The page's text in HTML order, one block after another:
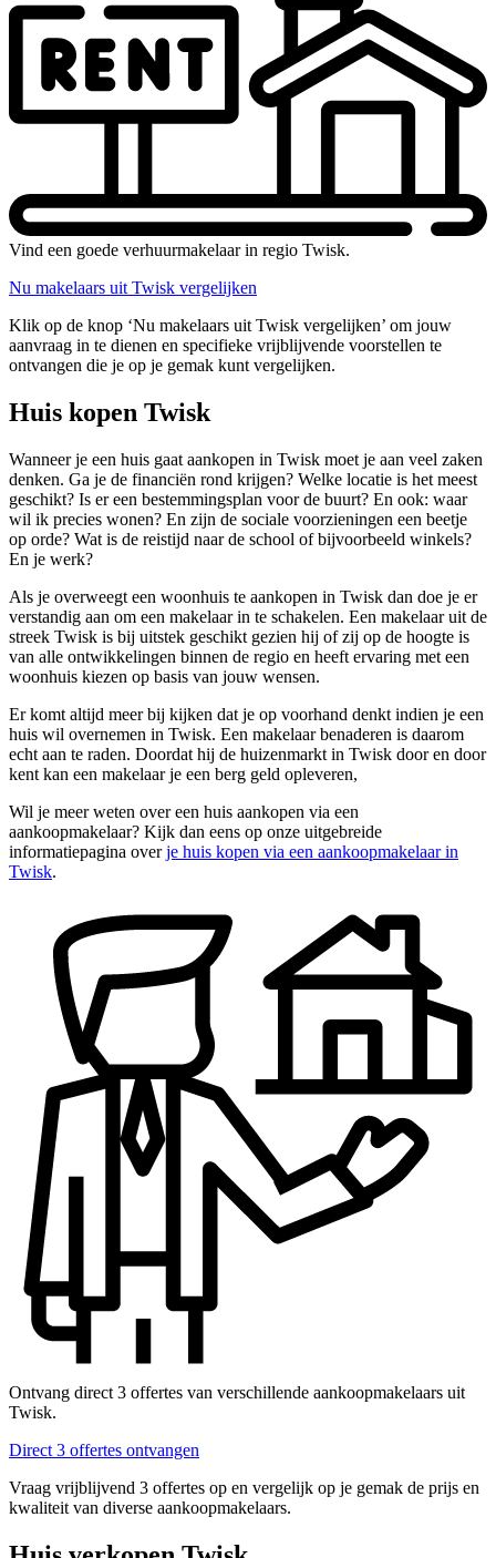
Vind een goede verhuurmakelaar in regio Twisk.
Nu makelaars uit Twisk vergelijken
Klik op de knop ‘Nu makelaars uit Twisk vergelijken’ om jouw
aanvraag in te dienen en specifieke vrijblijvende voorstellen te
ontvangen die je op je gemak kunt vergelijken.
Huis kopen Twisk
Wanneer je een huis gaat aankopen in Twisk moet je aan veel zaken
denken. Ga je de financiën rond krijgen? Welke locatie is het meest
geschikt? Is er een bestemmingsplan voor de buurt? En ook: waar
wil ik precies wonen? En zijn de sociale voorzieningen een beetje
op orde? Wat is de reistijd naar de school of bijvoorbeeld winkels?
En je werk?
Als je overweegt een woonhuis te aankopen in Twisk dan doe je er
verstandig aan om een makelaar in te schakelen. Een makelaar uit de
streek Twisk is bij uitstek geschikt gezien hij of zij op de hoogte is
van alle ontwikkelingen binnen de regio en heeft ervaring met een
woonhuis kiezen op basis van jouw wensen.
Er komt altijd meer bij kijken dat je op voorhand denkt indien je een
huis wil overnemen in Twisk. Een makelaar benaderen is daarom
echt aan te raden. Doordat hij de huizenmarkt in Twisk door en door
kent kan een makelaar je een berg geld opleveren,
Wil je meer weten over een huis aankopen via een
aankoopmakelaar? Kijk dan eens op onze uitgebreide
informatiepagina overje huis kopen via een aankoopmakelaar in
Twisk.
Ontvang direct 3 offertes van verschillende aankoopmakelaars uit
Twisk.
Direct 3 offertes ontvangen
Vraag vrijblijvend 3 offertes op en vergelijk op je gemak de prijs en
kwaliteit van diverse aankoopmakelaars.